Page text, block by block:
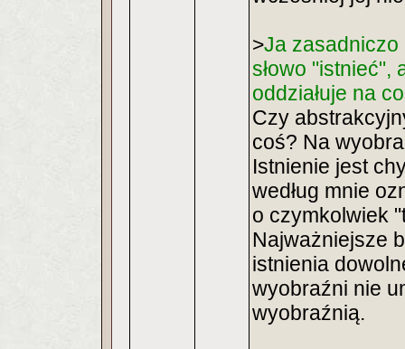
>Ja zasadniczo
słowo "istnieć",
oddziałuje na
Czy
coś? Na
Istnienie jest
według mnie
o czymkolwiek
Najważniejsze
istnienia
wyobraźni nie
wyobraźnią.